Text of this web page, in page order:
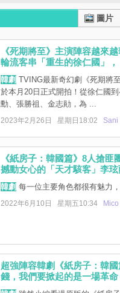
圖片
《死期將至》主演陣容越來
輪流客串「重生的徐仁國」
韓劇 TVING最新奇幻劇《死期將
於本月20日正式開拍！從徐仁國
勳、張勝祖、金志勛，為 ...
2023年2月26日 星期日18:02 Sani
《紙房子：韓國篇》8人搶
撼動女心的「天才駭客」李玹
韓劇 每一位主要角色都很有魅力
2022年6月10日 星期五10:34 Mico
超強陣容韓劇《紙房子：韓
錢，我們要掀起的是一場革命